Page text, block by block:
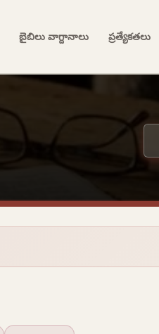
బైబిలు వాగ్దానాలు ప్రత్యేకతలు